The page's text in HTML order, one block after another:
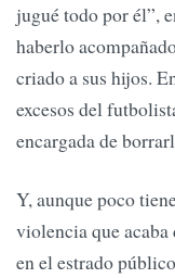
jugué todo por él”,
haberlo
criado a sus hijos.
excesos del
encargada de
Y, aunque poco
violencia que acaba
en el estrado